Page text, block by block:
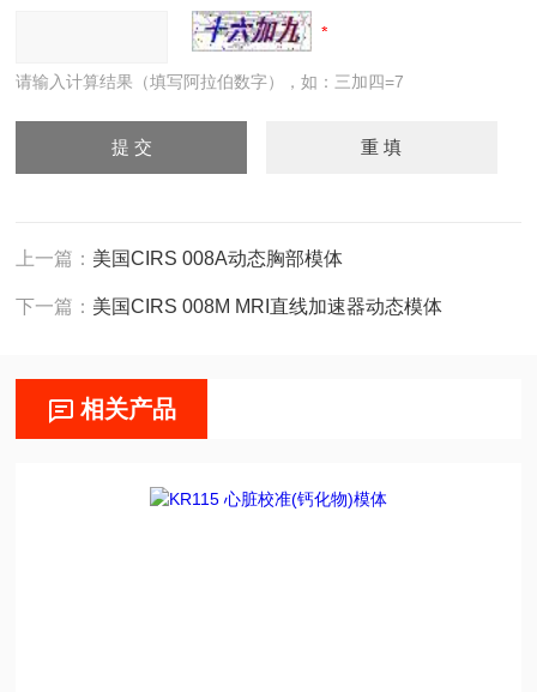
请输入计算结果（填写阿拉伯数字），如：三加四=7
上一篇： 美国CIRS 008A动态胸部模体
下一篇： 美国CIRS 008M MRI直线加速器动态模体
相关产品